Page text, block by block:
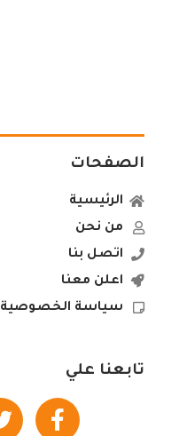
الصفحات
الرئيسية
من نحن
اتصل بنا
اعلن معنا
سياسة الخصوصية
تابعنا علي